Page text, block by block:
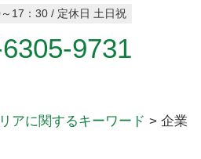
17：30 / 定休日 土日祝
9731
アに関するキーワード > 企業